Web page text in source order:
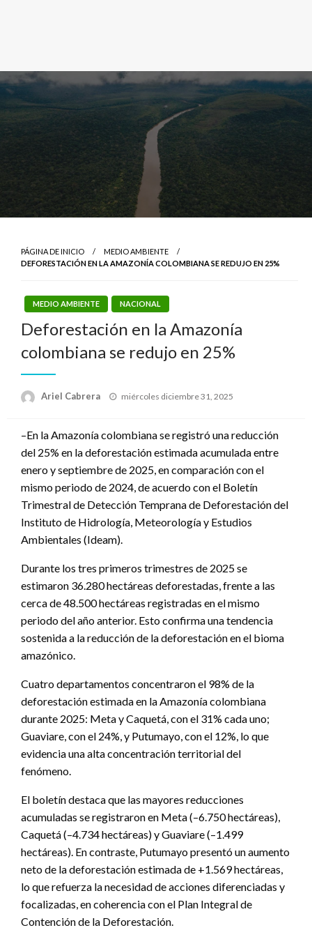
PÁGINA DE INICIO
MEDIO AMBIENTE
DEFORESTACIÓN EN LA AMAZONÍA COLOMBIANA SE REDUJO EN 25%
MEDIO AMBIENTE NACIONAL
Deforestación en la Amazonía
colombiana se redujo en 25%
Ariel Cabrera
Publicado
miércoles diciembre 31, 2025
–En la Amazonía colombiana se registró una reducción
del 25% en la deforestación estimada acumulada entre
enero y septiembre de 2025, en comparación con el
mismo periodo de 2024, de acuerdo con el Boletín
Trimestral de Detección Temprana de Deforestación del
Instituto de Hidrología, Meteorología y Estudios
Ambientales (Ideam).
Durante los tres primeros trimestres de 2025 se
estimaron 36.280 hectáreas deforestadas, frente a las
cerca de 48.500 hectáreas registradas en el mismo
periodo del año anterior. Esto confirma una tendencia
sostenida a la reducción de la deforestación en el bioma
amazónico.
Cuatro departamentos concentraron el 98% de la
deforestación estimada en la Amazonía colombiana
durante 2025: Meta y Caquetá, con el 31% cada uno;
Guaviare, con el 24%, y Putumayo, con el 12%, lo que
evidencia una alta concentración territorial del
fenómeno.
El boletín destaca que las mayores reducciones
acumuladas se registraron en Meta (–6.750 hectáreas),
Caquetá (–4.734 hectáreas) y Guaviare (–1.499
hectáreas). En contraste, Putumayo presentó un aumento
neto de la deforestación estimada de +1.569 hectáreas,
lo que refuerza la necesidad de acciones diferenciadas y
focalizadas, en coherencia con el Plan Integral de
Contención de la Deforestación.